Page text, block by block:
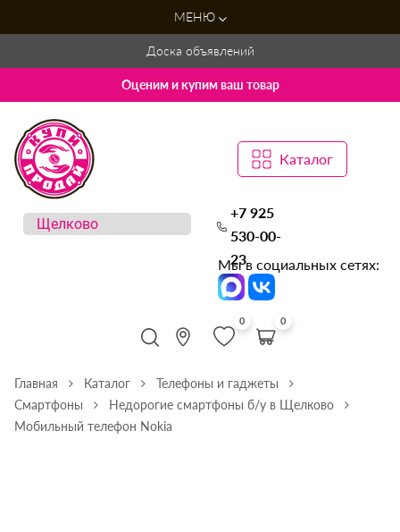
МЕНЮ
Доска объявлений
Оценим и купим ваш товар
Каталог
+7 925
530-00-
23
Мы в социальных сетях:
0 0
Главная Каталог
Телефоны и гаджеты
Смартфоны
Недорогие смартфоны б/у в Щелково
Мобильный телефон Nokia